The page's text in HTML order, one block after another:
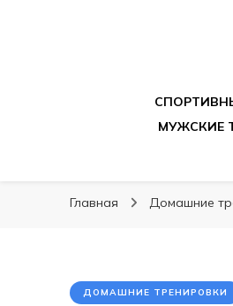
МУЖСКИЕ
Главная Домашние
ДОМАШНИЕ ТРЕНИРОВКИ